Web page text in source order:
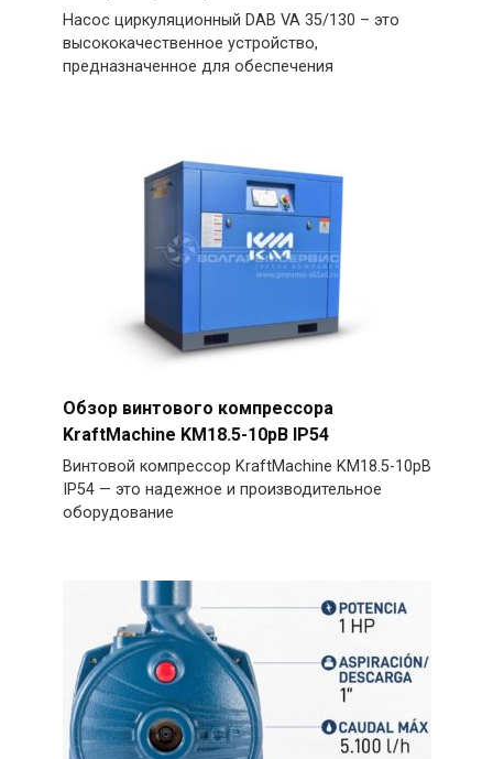
Насос циркуляционный DAB VA 35/130 – это
высококачественное устройство,
предназначенное для обеспечения
Обзор винтового компрессора
KraftMachine KM18.5-10рВ IP54
Винтовой компрессор KraftMachine KM18.5-10рВ
IP54 — это надежное и производительное
оборудование